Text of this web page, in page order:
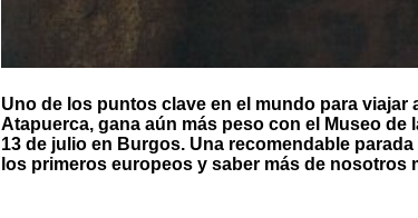
Uno de los puntos clave en el mundo para viajar
Atapuerca, gana aún más peso con el Museo de
13 de julio en Burgos. Una recomendable
los primeros europeos y saber más de nosotros